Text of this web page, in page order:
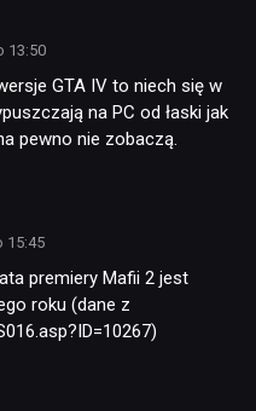
13:50
GTA IV to niech się w
na PC od łaski jak
pewno nie zobaczą.
15:45
premiery Mafii 2 jest
roku (dane z